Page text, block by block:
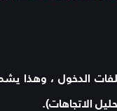
الدخول ، وهذا
الاتجاهات).